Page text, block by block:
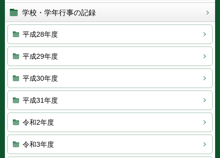
学校・学年行事の記録
平成28年度
平成29年度
平成30年度
平成31年度
令和2年度
令和3年度